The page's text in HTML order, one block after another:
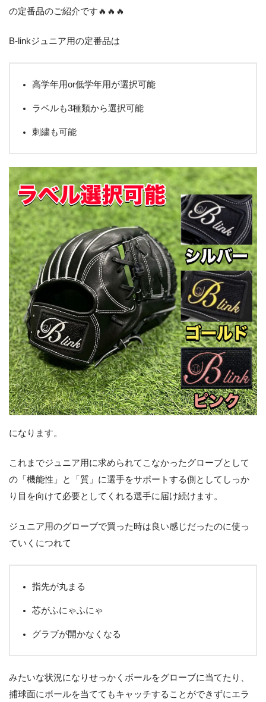
の定番品のご紹介です🔥🔥🔥
B-linkジュニア用の定番品は
高学年用or低学年用が選択可能
ラベルも3種類から選択可能
刺繍も可能
になります。
これまでジュニア用に求められてこなかったグローブとして
の「機能性」と「質」に選手をサポートする側としてしっか
り目を向けて必要としてくれる選手に届け続けます。
ジュニア用のグローブで買った時は良い感じだったのに使っ
ていくにつれて
指先が丸まる
芯がふにゃふにゃ
グラブが開かなくなる
みたいな状況になりせっかくボールをグローブに当てたり、
捕球面にボールを当ててもキャッチすることができずにエラ